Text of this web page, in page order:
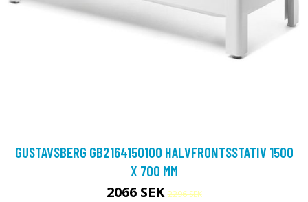
GUSTAVSBERG GB2164150100 HALVFRONTSSTATIV 1500
X 700 MM
2066 SEK2296 SEK